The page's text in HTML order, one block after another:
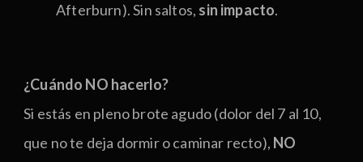
Afterburn). Sin saltos, sin impacto.
¿Cuándo NO hacerlo?
Si estás en pleno brote agudo (dolor del 7 al 10,
que no te deja dormir o caminar recto), NO